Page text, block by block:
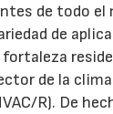
de todo el
de
de la
R). De